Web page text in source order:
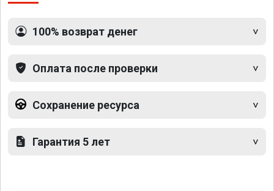
100% возврат денег
Оплата после проверки
Сохранение ресурса
Гарантия 5 лет